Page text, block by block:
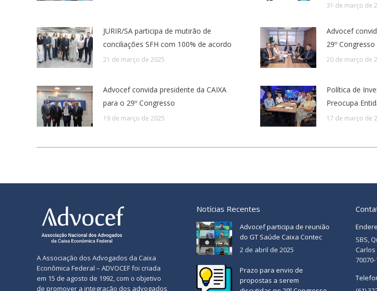
31 de março de
JURIR/SA participa de mutirão de
conciliações SFH com 100% de acordo
21 de março de 2025
Advocef
29º Congresso
20 de março de
Advocef convida presidente da CAIXA
para o 29º Congresso
19 de março de 2025
Política de
Preocupa
17 de março de
A Associação dos Advogados da Caixa
Econômica Federal – ADVOCEF foi criada
em 15 de agosto de 1992, com o objetivo
de promover a integração dos advogados
Notícias Recentes
Advocef participa de reunião
do GT Saúde Caixa Contec
2 de abril de 2025
Prazo para envio de
propostas a serem
SBS,
Carlos